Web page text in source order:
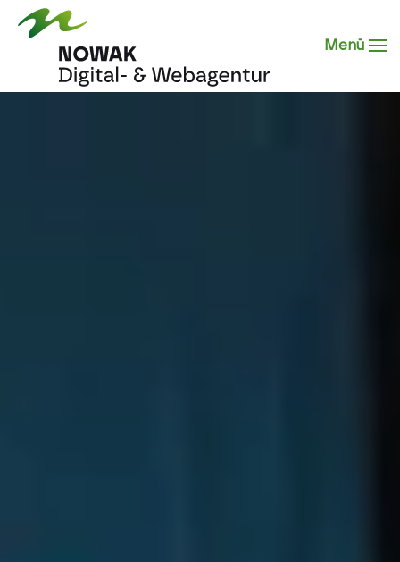
Zum Hauptinhalt springen Menü